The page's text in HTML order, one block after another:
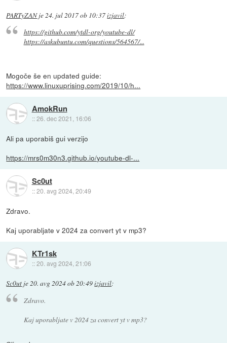
PARTyZANje24. jul 2017 ob 10:37izjavil:
https://github.com/ytdl-org/youtube-dl/
https://askubuntu.com/questions/564567/...
Mogoče še en updated guide:
https://www.linuxuprising.com/2019/10/h...
AmokRun
::26. dec 2021, 16:06
Ali pa uporabiš gui verzijo
https://mrs0m30n3.github.io/youtube-dl-...
Sc0ut
::20. avg 2024, 20:49
Zdravo.
Kaj uporabljate v 2024 za convert yt v mp3?
KTr1sk
::20. avg 2024, 21:06
Sc0ut je20. avg 2024 ob 20:49izjavil:
Zdravo.
Kaj uporabljate v 2024 za convert yt v mp3?